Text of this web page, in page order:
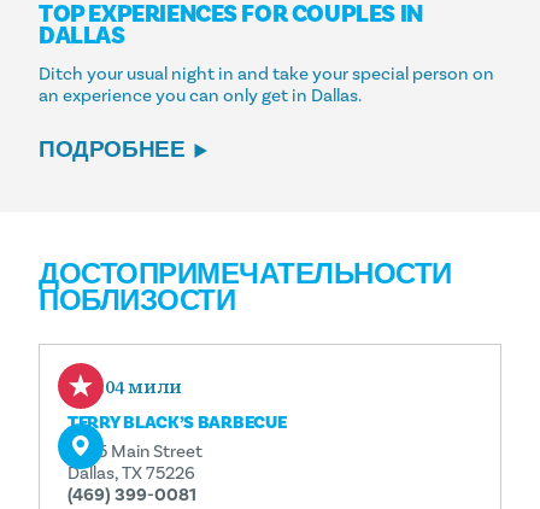
TOP EXPERIENCES FOR COUPLES IN
DALLAS
Ditch your usual night in and take your special person on
an experience you can only get in Dallas.
ПОДРОБНЕЕ
ДОСТОПРИМЕЧАТЕЛЬНОСТИ
ПОБЛИЗОСТИ
0.04 мили
TERRY BLACK’S BARBECUE
3025 Main Street
Dallas, TX 75226
(469) 399-0081